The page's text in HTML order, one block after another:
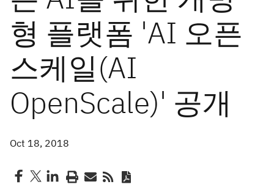
형 플랫폼 'AI 오픈
스케일(AI
OpenScale)' 공개
Oct 18, 2018